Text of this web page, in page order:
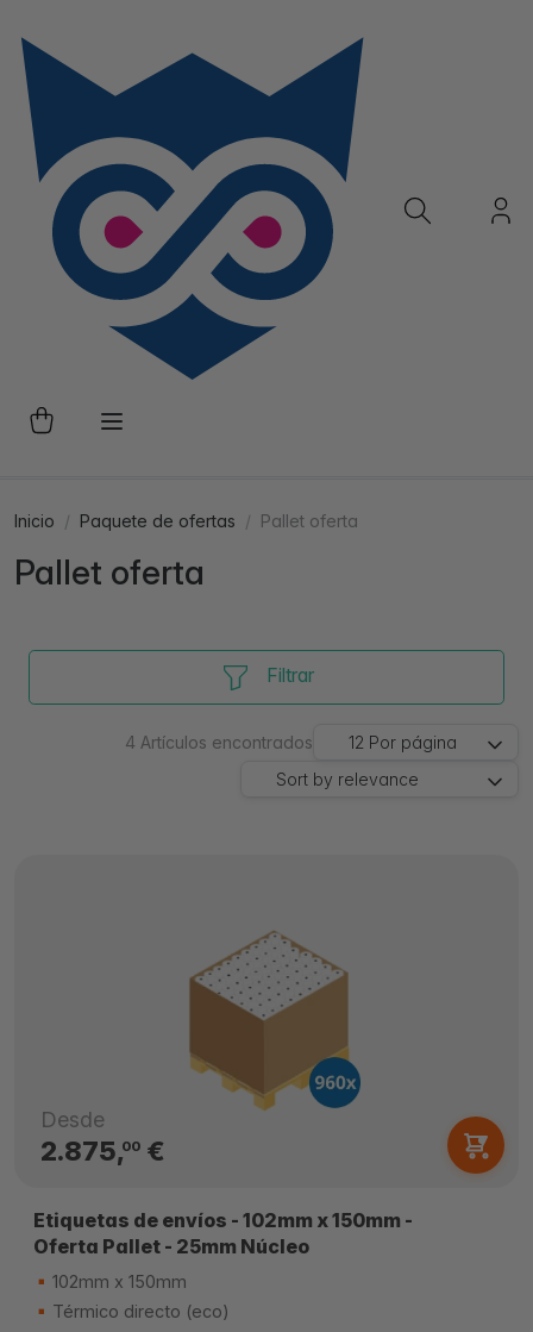
Inicio Paquete de ofertas Pallet oferta
Pallet oferta
Filtrar
4 Artículos encontrados 12 Por página
Sort by relevance
Desde
2.875,00€
Etiquetas de envíos - 102mm x 150mm -
Oferta Pallet - 25mm Núcleo
102mm x 150mm
Térmico directo (eco)